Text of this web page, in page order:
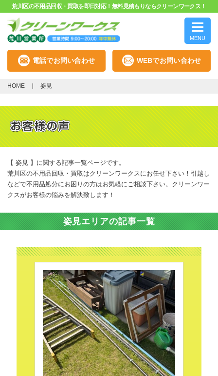
荒川区の不用品回収・買取を即日対応！無料見積もりならクリーンワークス！
MENU
電話でお問い合わせ WEBでお問い合わせ
HOME 姿見
【 姿見 】に関する記事一覧ページです。
荒川区の不用品回収・買取はクリーンワークスにお任せ下さい！引越し
などで不用品処分にお困りの方はお気軽にご相談下さい。クリーンワー
クスがお客様の悩みを解決致します！
姿見エリアの記事一覧